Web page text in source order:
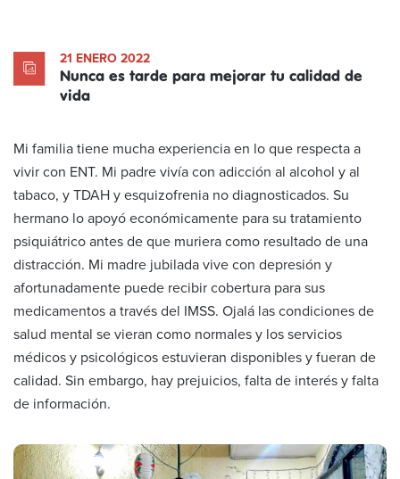
21 ENERO 2022
Nunca es tarde para mejorar tu calidad de
vida
Mi familia tiene mucha experiencia en lo que respecta a
vivir con ENT. Mi padre vivía con adicción al alcohol y al
tabaco, y TDAH y esquizofrenia no diagnosticados. Su
hermano lo apoyó económicamente para su tratamiento
psiquiátrico antes de que muriera como resultado de una
distracción. Mi madre jubilada vive con depresión y
afortunadamente puede recibir cobertura para sus
medicamentos a través del IMSS. Ojalá las condiciones de
salud mental se vieran como normales y los servicios
médicos y psicológicos estuvieran disponibles y fueran de
calidad. Sin embargo, hay prejuicios, falta de interés y falta
de información.